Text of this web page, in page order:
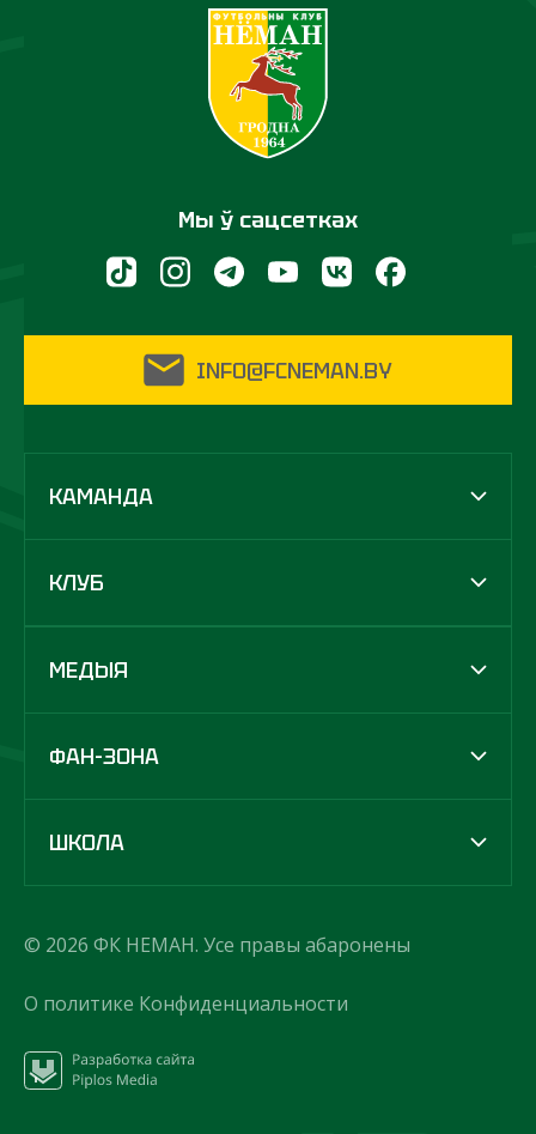
Мы ў сацсетках
INFO@FCNEMAN.BY
КАМАНДА
КЛУБ
МЕДЫЯ
ФАН-ЗОНА
ШКОЛА
© 2026 ФК НЕМАН. Усе правы абаронены
О политике Конфиденциальности